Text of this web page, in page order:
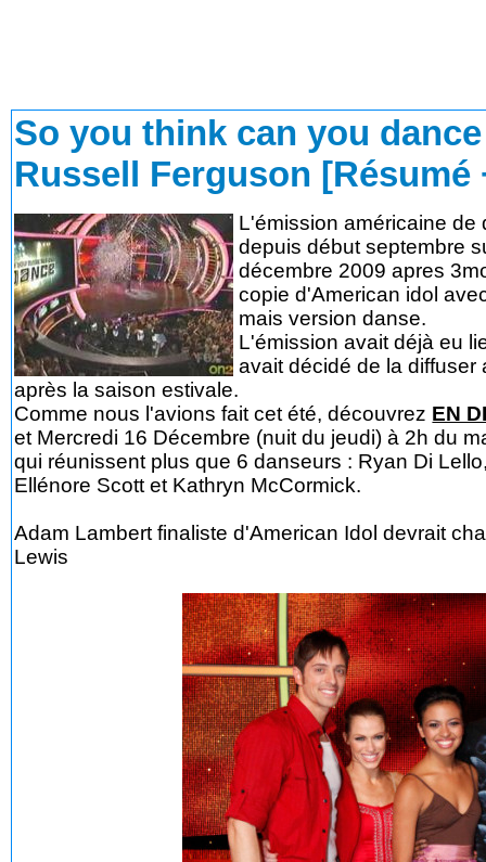
So you think can you
Russell Ferguson [Résumé
L'émission américaine
depuis début septembre
décembre 2009 apres
copie d'American idol
mais version danse.
L'émission avait déjà eu
avait décidé de la
après la saison estivale.
Comme nous l'avions fait cet été, découvrez EN
et Mercredi 16 Décembre (nuit du jeudi) à 2h du
qui réunissent plus que 6 danseurs : Ryan Di
Ellénore Scott et Kathryn McCormick.
Adam Lambert finaliste d'American Idol devrait
Lewis